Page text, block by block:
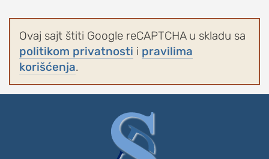
Ovaj sajt štiti Google reCAPTCHA u skladu sa
politikom privatnosti i pravilima
korišćenja.